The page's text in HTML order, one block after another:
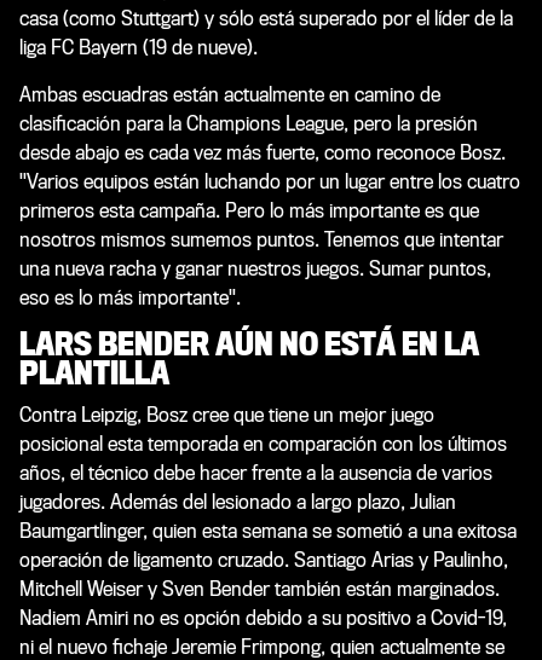
casa (como Stuttgart) y sólo está superado por el líder de la
liga FC Bayern (19 de nueve).
Ambas escuadras están actualmente en camino de
clasificación para la Champions League, pero la presión
desde abajo es cada vez más fuerte, como reconoce Bosz.
"Varios equipos están luchando por un lugar entre los cuatro
primeros esta campaña. Pero lo más importante es que
nosotros mismos sumemos puntos. Tenemos que intentar
una nueva racha y ganar nuestros juegos. Sumar puntos,
eso es lo más importante".
LARS BENDER AÚN NO ESTÁ EN LA
PLANTILLA
Contra Leipzig, Bosz cree que tiene un mejor juego
posicional esta temporada en comparación con los últimos
años, el técnico debe hacer frente a la ausencia de varios
jugadores. Además del lesionado a largo plazo, Julian
Baumgartlinger, quien esta semana se sometió a una exitosa
operación de ligamento cruzado. Santiago Arias y Paulinho,
Mitchell Weiser y Sven Bender también están marginados.
Nadiem Amiri no es opción debido a su positivo a Covid-19,
ni el nuevo fichaje Jeremie Frimpong, quien actualmente se